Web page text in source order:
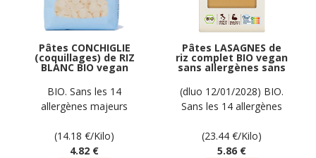
Pâtes CONCHIGLIE
(coquillages) de RIZ
BLANC BIO vegan
sans allergènes
Pasta Gustosa : 340
grammes
BIO. Sans les 14
allergènes majeurs
(14.18 €/Kilo)
4.82 €
Pâtes LASAGNES de
riz complet BIO vegan
sans allergènes sans
maïs Ppura : 250
grammes
(dluo 12/01/2028) BIO.
Sans les 14 allergènes
(23.44 €/Kilo)
5.86 €